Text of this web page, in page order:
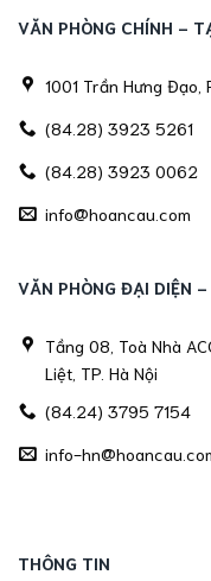
VĂN PHÒNG CHÍNH -
1001 Trần Hưng Đạo,
(84.28) 3923 5261
(84.28) 3923 0062
info@hoancau.com
VĂN PHÒNG ĐẠI DIỆN
Tầng 08, Toà Nhà
Liệt, TP. Hà Nội
(84.24) 3795 7154
info-
THÔNG TIN